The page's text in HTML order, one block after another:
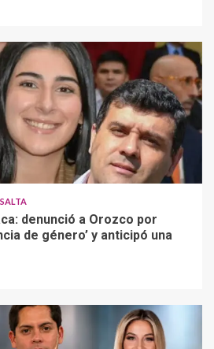
SALTA
denunció a Orozco por
de género’ y anticipó una